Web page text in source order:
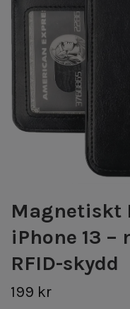
Magnetiskt
iPhone 13
RFID-skydd
199 kr